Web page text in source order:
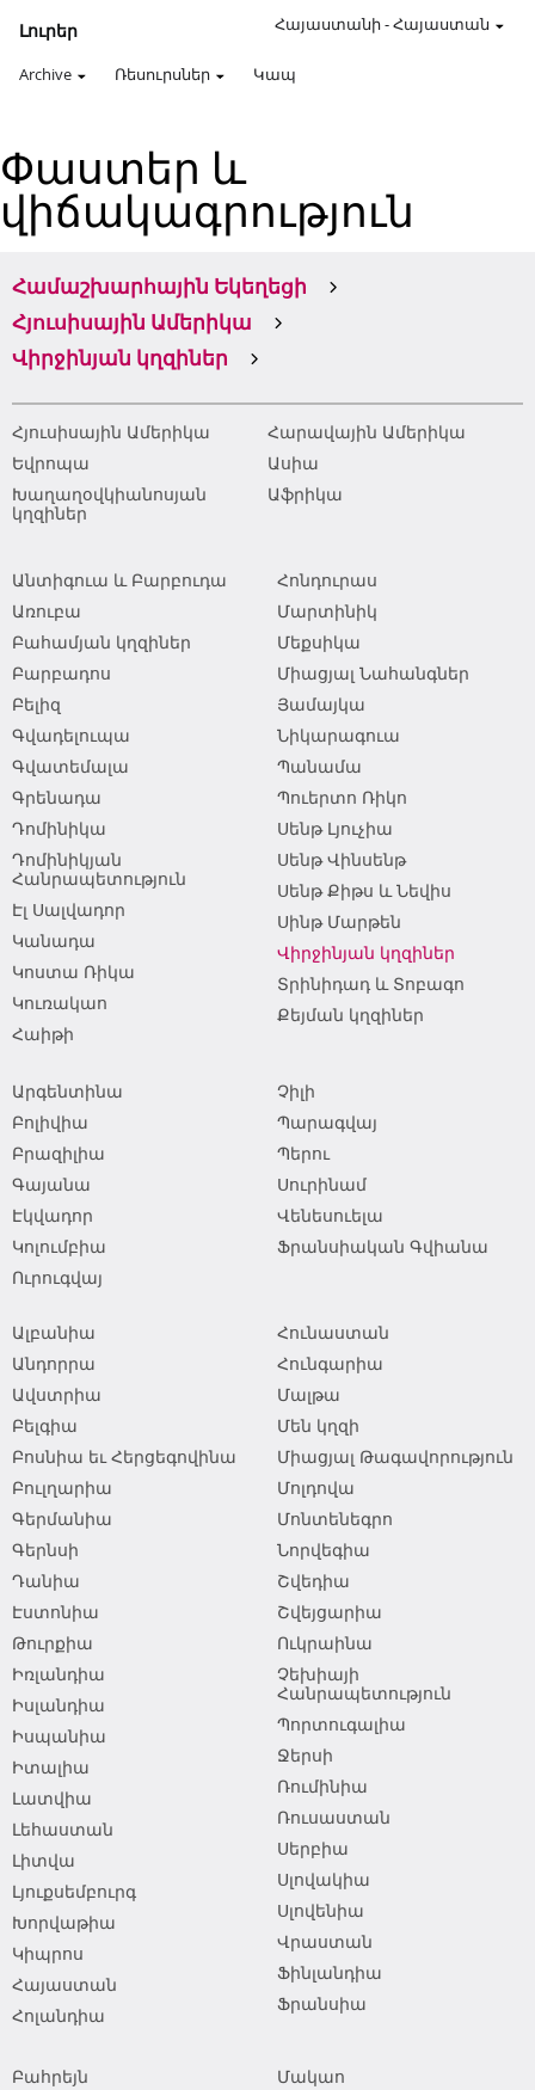
Լուրեր
Archive Ռեսուրսներ Կապ
Հայաստանի-Հայաստան
Փաստեր և
վիճակագրություն
Համաշխարհային Եկեղեցի
Հյուսիսային Ամերիկա
Վիրջինյան կղզիներ
Հյուսիսային Ամերիկա
Հարավային Ամերիկա
Եվրոպա
Ասիա
Խաղաղօվկիանոսյան
կղզիներ
Աֆրիկա
Անտիգուա և Բարբուդա
Առուբա
Բահամյան կղզիներ
Բարբադոս
Բելիզ
Գվադելուպա
Գվատեմալա
Գրենադա
Դոմինիկա
Դոմինիկյան
Հանրապետություն
Էլ Սալվադոր
Կանադա
Կոստա Ռիկա
Կուռակաո
Հաիթի
Հոնդուրաս
Մարտինիկ
Մեքսիկա
Միացյալ Նահանգներ
Յամայկա
Նիկարագուա
Պանամա
Պուերտո Ռիկո
Սենթ Լյուչիա
Սենթ Վինսենթ
Սենթ Քիթս և Նեվիս
Սինթ Մարթեն
Վիրջինյան կղզիներ
Տրինիդադ և Տոբագո
Քեյման կղզիներ
Արգենտինա
Բոլիվիա
Բրազիլիա
Գայանա
Էկվադոր
Կոլումբիա
Ուրուգվայ
Չիլի
Պարագվայ
Պերու
Սուրինամ
Վենեսուելա
Ֆրանսիական Գվիանա
Ալբանիա
Անդորրա
Ավստրիա
Բելգիա
Բոսնիա եւ Հերցեգովինա
Բուլղարիա
Գերմանիա
Գերնսի
Դանիա
Էստոնիա
Թուրքիա
Իռլանդիա
Իսլանդիա
Իսպանիա
Իտալիա
Լատվիա
Լեհաստան
Լիտվա
Լյուքսեմբուրգ
Խորվաթիա
Կիպրոս
Հայաստան
Հոլանդիա
Հունաստան
Հունգարիա
Մալթա
Մեն կղզի
Միացյալ Թագավորություն
Մոլդովա
Մոնտենեգրո
Նորվեգիա
Շվեդիա
Շվեյցարիա
Ուկրաինա
Չեխիայի
Հանրապետություն
Պորտուգալիա
Ջերսի
Ռումինիա
Ռուսաստան
Սերբիա
Սլովակիա
Սլովենիա
Վրաստան
Ֆինլանդիա
Ֆրանսիա
Բահրեյն
Մակաո